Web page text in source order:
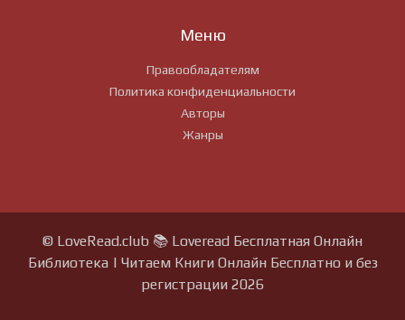
Меню
Правообладателям
Политика конфиденциальности
Авторы
Жанры
© LoveRead.club 📚 Loveread Бесплатная Онлайн
Библиотека | Читаем Книги Онлайн Бесплатно и без
регистрации 2026